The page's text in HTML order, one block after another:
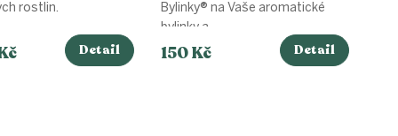
Detail
rostlin.
150 Kč Detail
Bylinky® na Vaše aromatické
bylinky a...